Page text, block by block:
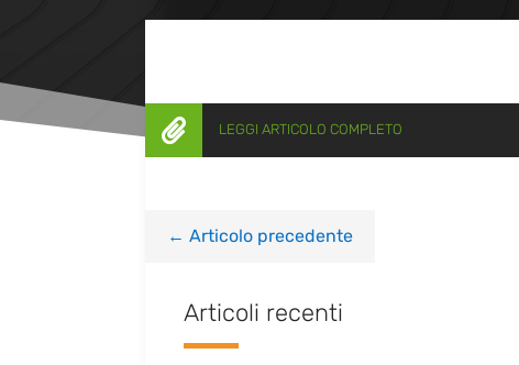
 LEGGI ARTICOLO COMPLETO
← Articolo precedente
Articoli recenti